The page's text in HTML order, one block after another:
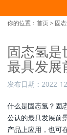
你的位置： 首页> 固
固态氢是
最具发展
发布日期： 2022-
什么是固态氢？固
公认的最具发展前
产品上应用，也可